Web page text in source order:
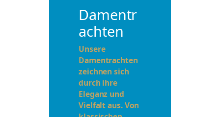
Damentr
achten
Unsere
Damentrachten
zeichnen sich
durch ihre
Eleganz und
Vielfalt aus. Von